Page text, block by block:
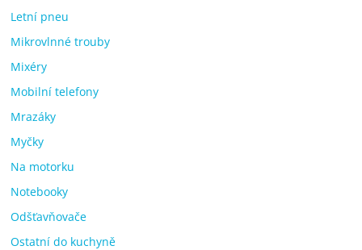
Letní pneu
Mikrovlnné trouby
Mixéry
Mobilní telefony
Mrazáky
Myčky
Na motorku
Notebooky
Odšťavňovače
Ostatní do kuchyně